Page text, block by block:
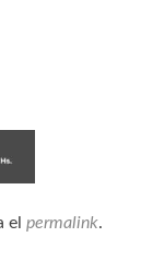
el permalink.